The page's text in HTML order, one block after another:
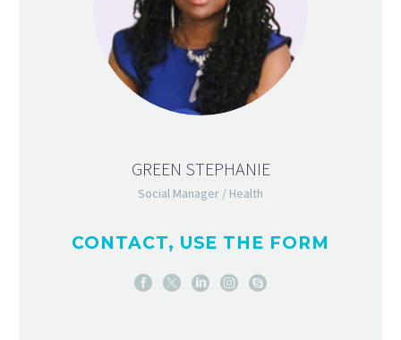
GREEN STEPHANIE
Social Manager / Health
CONTACT, USE THE FORM